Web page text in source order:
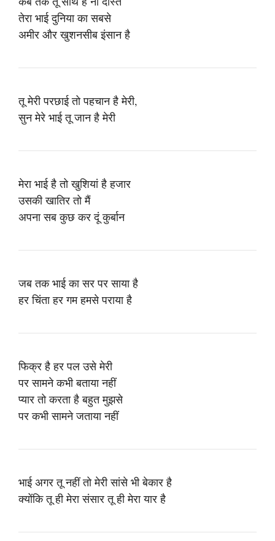
तेरा भाई दुनिया का सबसे
अमीर और खुशनसीब इंसान है
तू मेरी परछाई तो पहचान है मेरी,
सुन मेरे भाई तू जान है मेरी
मेरा भाई है तो खुशियां है हजार
उसकी खातिर तो मैं
अपना सब कुछ कर दूं कुर्बान
जब तक भाई का सर पर साया है
हर चिंता हर गम हमसे पराया है
फिक्र है हर पल उसे मेरी
पर सामने कभी बताया नहीं
प्यार तो करता है बहुत मुझसे
पर कभी सामने जताया नहीं
भाई अगर तू नहीं तो मेरी सांसे भी बेकार है
क्योंकि तू ही मेरा संसार तू ही मेरा यार है